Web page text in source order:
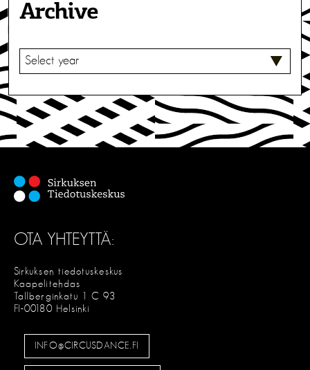
Archive
V
I
S
E
OTA YHTEYTTÄ:
Sirkuksen tiedotuskeskus
Kaapelitehdas
Tallberginkatu 1 C 93
FI-00180 Helsinki
INFO@CIRCUSDANCE.FI